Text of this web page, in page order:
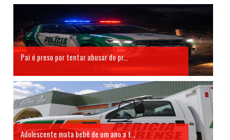
Pai é preso por tentar abusar do pr...
Adolescente mata bebê de um ano a t...